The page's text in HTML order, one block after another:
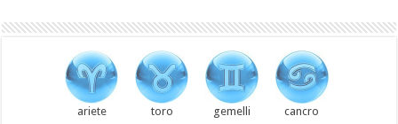
ariete toro gemelli cancro